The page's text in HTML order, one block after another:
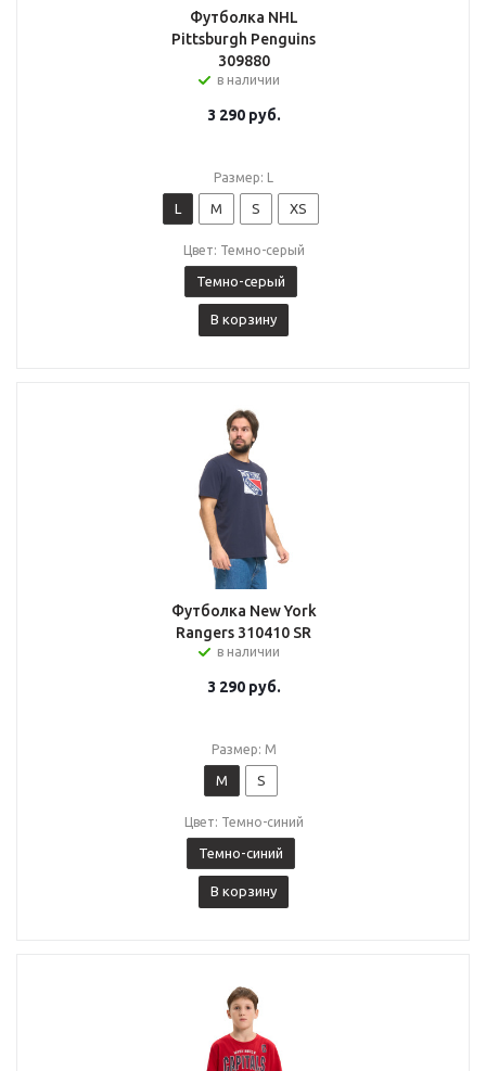
Футболка NHL
Pittsburgh Penguins
309880
в наличии
3 290руб.
Размер: L
L M S XS
Цвет: Темно-серый
Темно-серый
В корзину
Футболка New York
Rangers 310410 SR
в наличии
3 290руб.
Размер: M
M S
Цвет: Темно-синий
Темно-синий
В корзину